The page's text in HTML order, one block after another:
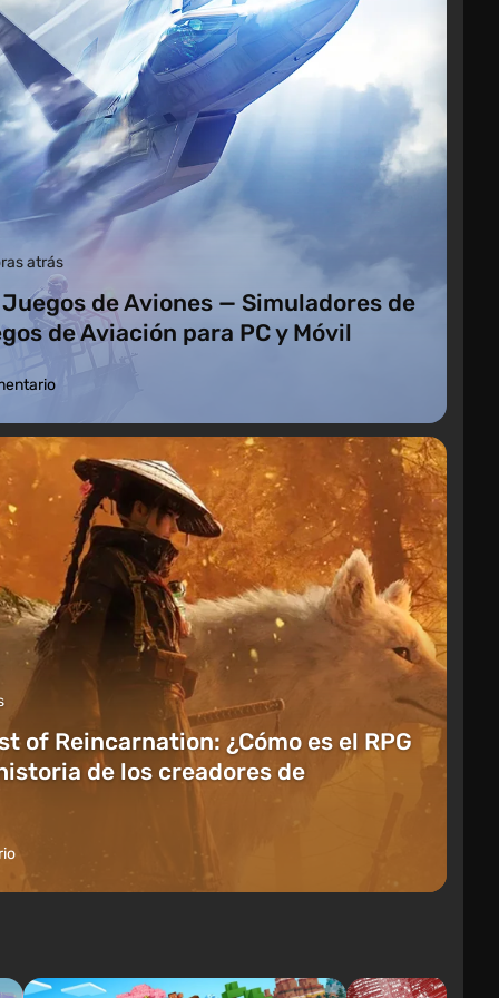
atrás
de Aviones — Simuladores de
de Aviación para PC y Móvil
of Reincarnation: ¿Cómo es el RPG
de los creadores de